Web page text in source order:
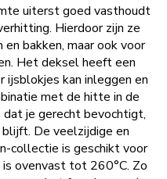
uiterst goed vasthoudt
Hierdoor zijn ze
en bakken, maar ook voor
Het deksel heeft een
ijsblokjes kan inleggen en
met de hitte in de
je gerecht bevochtigt,
De veelzijdige en
collectie is geschikt voor
is ovenvast tot 260°C. Zo